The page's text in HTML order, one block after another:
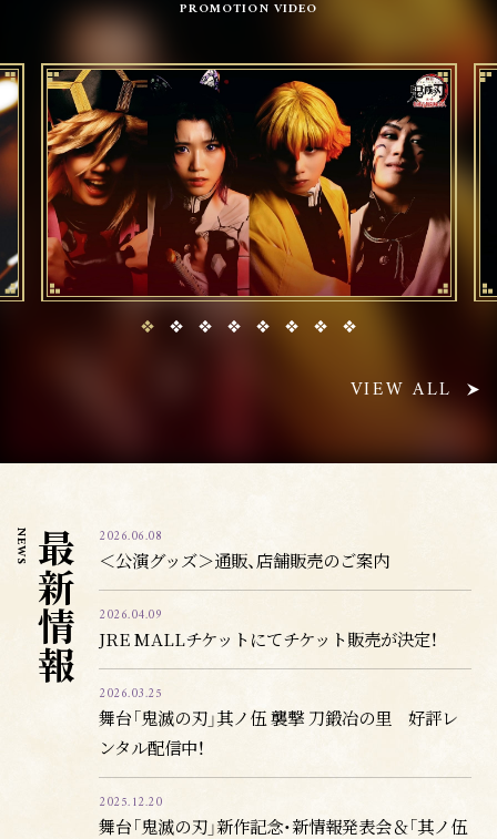
PROMOTION VIDEO
VIEW ALL
最
新
情
報
N
E
W
S
2026.06.08
＜公演グッズ＞通販、店舗販売のご案内
2026.04.09
JRE MALLチケットにてチケット販売が決定！
2026.03.25
舞台「鬼滅の刃」其ノ伍 襲撃 刀鍛冶の里 好評レ
ンタル配信中！
2025.12.20
舞台「鬼滅の刃」新作記念・新情報発表会＆「其ノ伍